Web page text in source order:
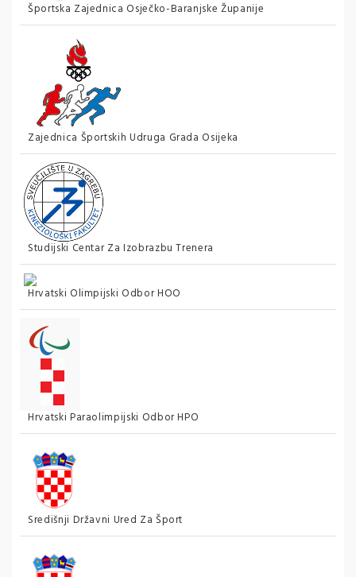
Športska Zajednica Osječko-Baranjske Županije
Zajednica Športskih Udruga Grada Osijeka
Studijski Centar Za Izobrazbu Trenera
Hrvatski Olimpijski Odbor HOO
Hrvatski Paraolimpijski Odbor HPO
Središnji Državni Ured Za Šport